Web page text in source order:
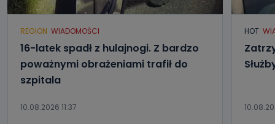
REGION WIADOMOŚCI
16-latek spadł z hulajnogi. Z bardzo
poważnymi obrażeniami trafił do
szpitala
10.08.2026 11:37
HOT